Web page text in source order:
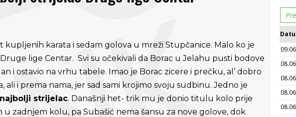
kupljenih karata i sedam golova u mreži Stupčanice. Malo ko je
lige Centar. Svi su očekivali da Borac u Jelahu pusti bodove
i ostavio na vrhu tabele. Imao je Borac zicere i prečku, al’ dobro
ali i prema nama, jer sad sami krojimo svoju sudbinu. Jedno je
strijelac. Današnji het- trik mu je donio titulu kolo prije
u zadnjem kolu, pa Subašić nema šansu za nove golove, dok